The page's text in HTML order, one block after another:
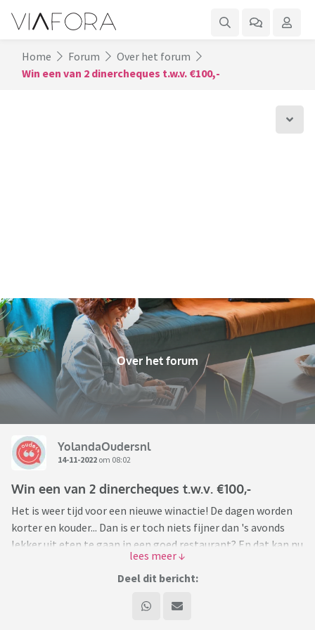
Home Forum
Over het forum
Win een van 2 dinercheques t.w.v. €100,-
Over het forum
YolandaOudersnl
14-11-2022 om 08:02
Win een van 2 dinercheques t.w.v. €100,-
Het is weer tijd voor een nieuwe winactie! De dagen worden
korter en kouder... Dan is er toch niets fijner dan 's avonds
lekker uit eten te gaan in een goed restaurant? En dat kan nu
op kosten van Viafora! Lekker vooruitzicht, met de
Dit keer geven we maar liefst twee dinercheques weg, ter
Deel dit bericht: